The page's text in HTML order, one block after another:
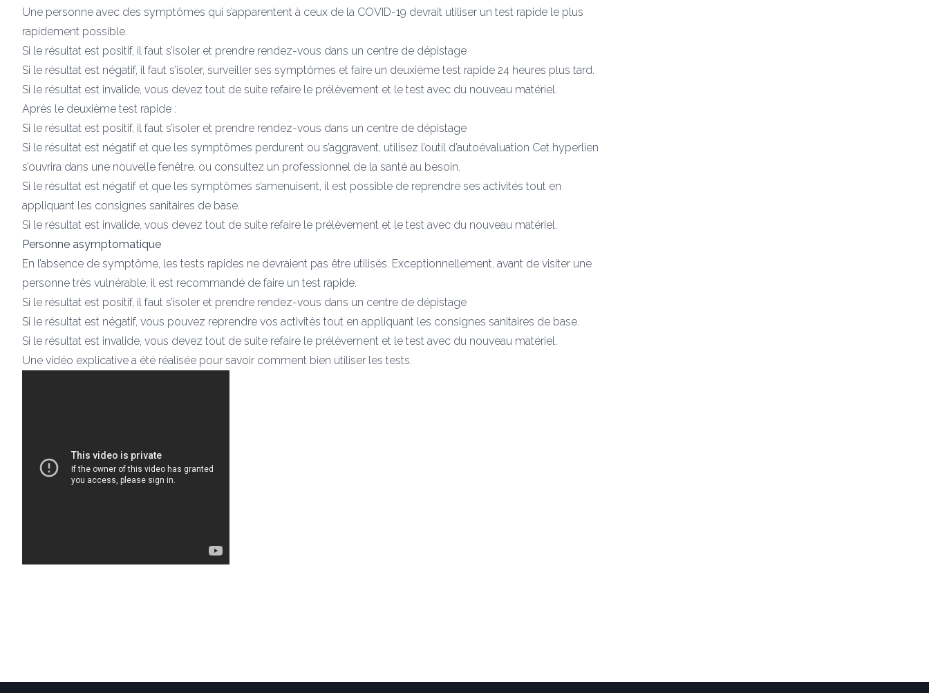
Une personne avec des symptômes qui s’apparentent à ceux de la COVID-19 devrait utiliser un test rapide le plus
rapidement possible.
Si le résultat est positif, il faut s’isoler et prendre rendez-vous dans un centre de dépistage
Si le résultat est négatif, il faut s’isoler, surveiller ses symptômes et faire un deuxième test rapide 24 heures plus tard.
Si le résultat est invalide, vous devez tout de suite refaire le prélèvement et le test avec du nouveau matériel.
Après le deuxième test rapide :
Si le résultat est positif, il faut s’isoler et prendre rendez-vous dans un centre de dépistage
Si le résultat est négatif et que les symptômes perdurent ou s’aggravent, utilisez l’outil d’autoévaluation Cet hyperlien
s’ouvrira dans une nouvelle fenêtre. ou consultez un professionnel de la santé au besoin.
Si le résultat est négatif et que les symptômes s’amenuisent, il est possible de reprendre ses activités tout en
appliquant les consignes sanitaires de base.
Si le résultat est invalide, vous devez tout de suite refaire le prélèvement et le test avec du nouveau matériel.
Personne asymptomatique
En l’absence de symptôme, les tests rapides ne devraient pas être utilisés. Exceptionnellement, avant de visiter une
personne très vulnérable, il est recommandé de faire un test rapide.
Si le résultat est positif, il faut s’isoler et prendre rendez-vous dans un centre de dépistage
Si le résultat est négatif, vous pouvez reprendre vos activités tout en appliquant les consignes sanitaires de base.
Si le résultat est invalide, vous devez tout de suite refaire le prélèvement et le test avec du nouveau matériel.
Une vidéo explicative a été réalisée pour savoir comment bien utiliser les tests.